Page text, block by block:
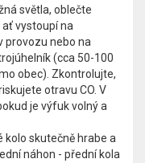
světla, oblečte
vystoupí na
provozu nebo na
(cca 50-100
obec). Zkontrolujte,
otravu CO. V
je výfuk volný a
kolo skutečně hrabe a
náhon - přední kola